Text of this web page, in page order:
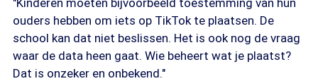
"Kinderen moeten bijvoorbeeld toestemming van hun
ouders hebben om iets op TikTok te plaatsen. De
school kan dat niet beslissen. Het is ook nog de vraag
waar de data heen gaat. Wie beheert wat je plaatst?
Dat is onzeker en onbekend."